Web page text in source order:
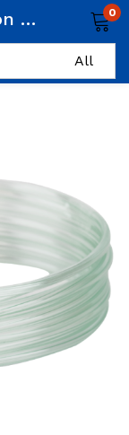
Equipo de Oxigenación Cánula Adulto 0